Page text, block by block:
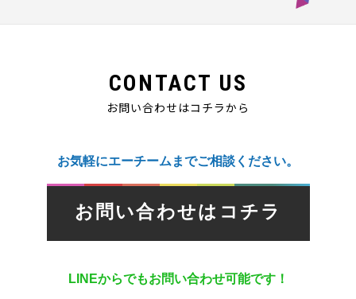
CONTACT US
お問い合わせはコチラから
お気軽にエーチームまでご相談ください。
お問い合わせはコチラ
LINEからでもお問い合わせ可能です！